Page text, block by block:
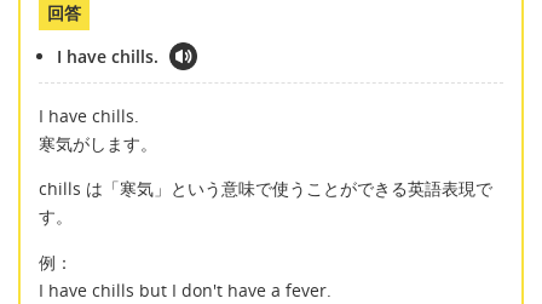
回答
I have chills.
I have chills.
寒気がします。
chills は「寒気」という意味で使うことができる英語表現で
す。
例：
I have chills but I don't have a fever.